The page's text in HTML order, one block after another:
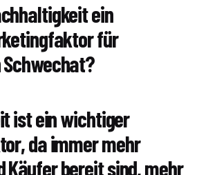
ein
für
ist ein wichtiger
da immer mehr
Käufer bereit sind, mehr